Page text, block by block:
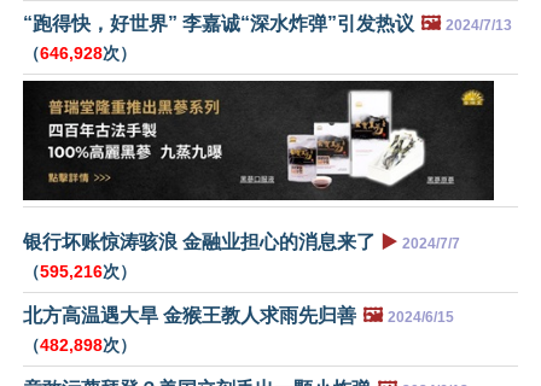
“跑得快，好世界” 李嘉诚“深水炸弹”引发热议 🖼️ 2024/7/13
（646,928次）
银行坏账惊涛骇浪 金融业担心的消息来了 ▶️ 2024/7/7
（595,216次）
北方高温遇大旱 金猴王教人求雨先归善 🖼️ 2024/6/15
（482,898次）